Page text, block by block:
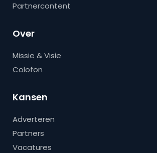
Partnercontent
Over
Missie & Visie
Colofon
Kansen
Adverteren
Partners
Vacatures